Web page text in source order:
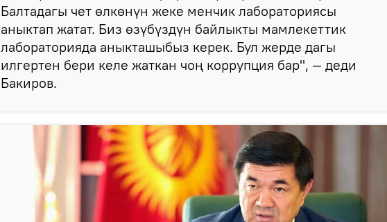
Балтадагы чет өлкөнүн жеке менчик лабораториясы
аныктап жатат. Биз өзүбүздүн байлыкты мамлекеттик
лабораторияда аныкташыбыз керек. Бул жерде дагы
илгертен бери келе жаткан чоң коррупция бар", — деди
Бакиров.